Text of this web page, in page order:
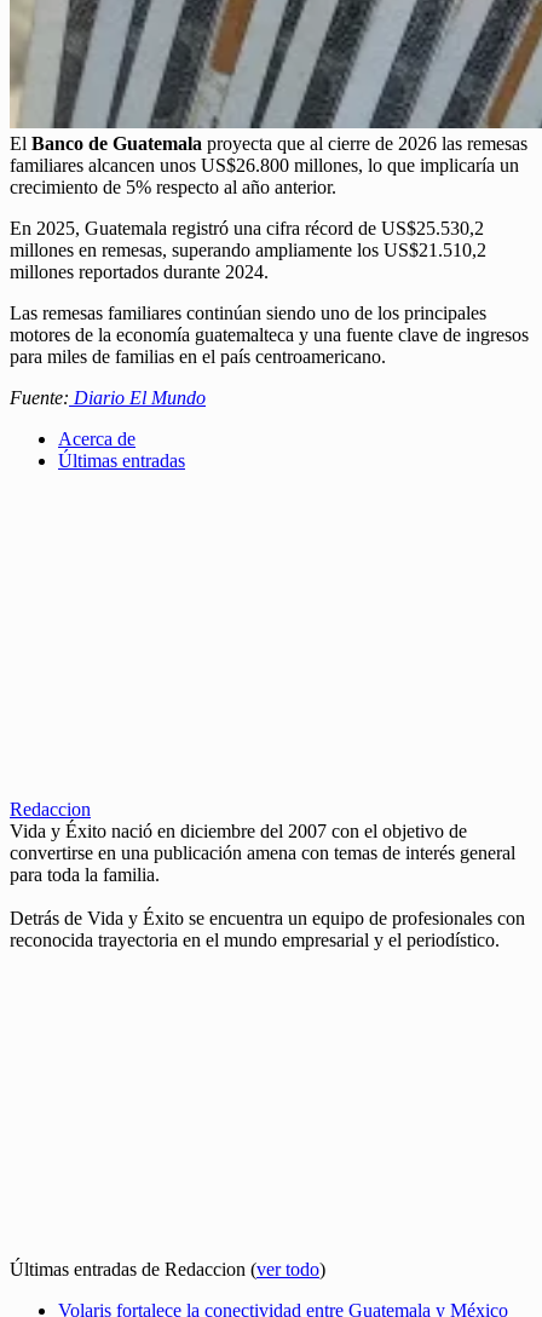
El Banco de Guatemala proyecta que al cierre de 2026 las remesas
familiares alcancen unos US$26.800 millones, lo que implicaría un
crecimiento de 5% respecto al año anterior.
En 2025, Guatemala registró una cifra récord de US$25.530,2
millones en remesas, superando ampliamente los US$21.510,2
millones reportados durante 2024.
Las remesas familiares continúan siendo uno de los principales
motores de la economía guatemalteca y una fuente clave de ingresos
para miles de familias en el país centroamericano.
Fuente: Diario El Mundo
Acerca de
Últimas entradas
Redaccion
Vida y Éxito nació en diciembre del 2007 con el objetivo de
convertirse en una publicación amena con temas de interés general
para toda la familia.
Detrás de Vida y Éxito se encuentra un equipo de profesionales con
reconocida trayectoria en el mundo empresarial y el periodístico.
Últimas entradas de Redaccion (ver todo)
Volaris fortalece la conectividad entre Guatemala y México